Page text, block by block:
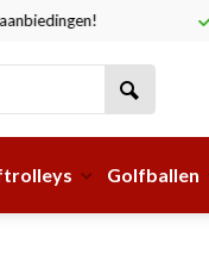
Golfballen